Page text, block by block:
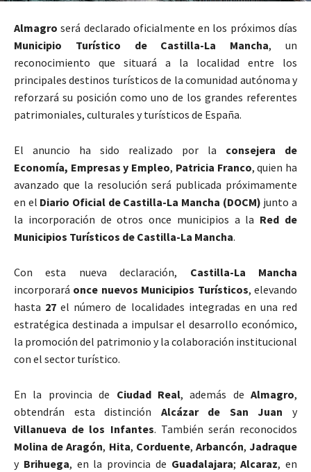
Almagro será declarado oficialmente en los próximos días
Municipio Turístico de Castilla-La Mancha, un
reconocimiento que situará a la localidad entre los
principales destinos turísticos de la comunidad autónoma y
reforzará su posición como uno de los grandes referentes
patrimoniales, culturales y turísticos de España.
El anuncio ha sido realizado por la consejera de
Economía, Empresas y Empleo, Patricia Franco, quien ha
avanzado que la resolución será publicada próximamente
en el Diario Oficial de Castilla-La Mancha (DOCM) junto a
la incorporación de otros once municipios a la Red de
Municipios Turísticos de Castilla-La Mancha.
Con esta nueva declaración, Castilla-La Mancha
incorporará once nuevos Municipios Turísticos, elevando
hasta 27 el número de localidades integradas en una red
estratégica destinada a impulsar el desarrollo económico,
la promoción del patrimonio y la colaboración institucional
con el sector turístico.
En la provincia de Ciudad Real, además de Almagro,
obtendrán esta distinción Alcázar de San Juan y
Villanueva de los Infantes. También serán reconocidos
Molina de Aragón, Hita, Corduente, Arbancón,Jadraque
y Brihuega, en la provincia de Guadalajara;Alcaraz, en